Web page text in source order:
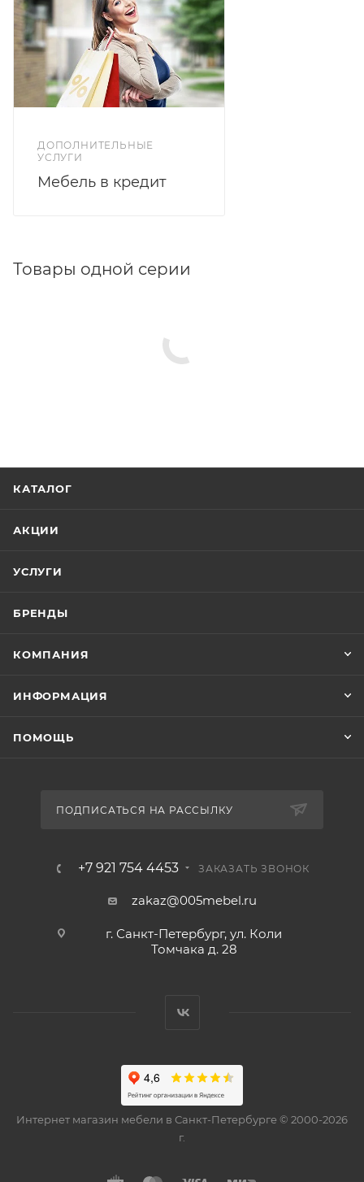
ДОПОЛНИТЕЛЬНЫЕ
УСЛУГИ
Мебель в кредит
Товары одной серии
КАТАЛОГ
АКЦИИ
УСЛУГИ
БРЕНДЫ
КОМПАНИЯ
ИНФОРМАЦИЯ
ПОМОЩЬ
ПОДПИСАТЬСЯ НА РАССЫЛКУ
+7 921 754 4453 ЗАКАЗАТЬ ЗВОНОК
zakaz@005mebel.ru
г. Санкт-Петербург, ул. Коли
Томчака д. 28
Интернет магазин мебели в Санкт-Петербурге © 2000-2026
г.